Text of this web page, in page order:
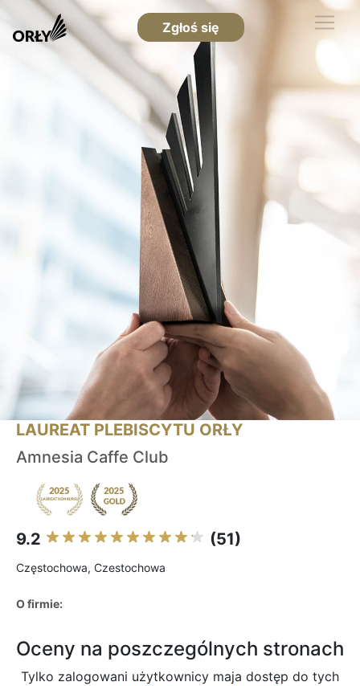
Zgłoś się
LAUREAT PLEBISCYTU ORŁY
Amnesia Caffe Club
9.2 (51)
Częstochowa, Czestochowa
O firmie:
Oceny na poszczególnych stronach
Tylko zalogowani użytkownicy maja dostęp do tych